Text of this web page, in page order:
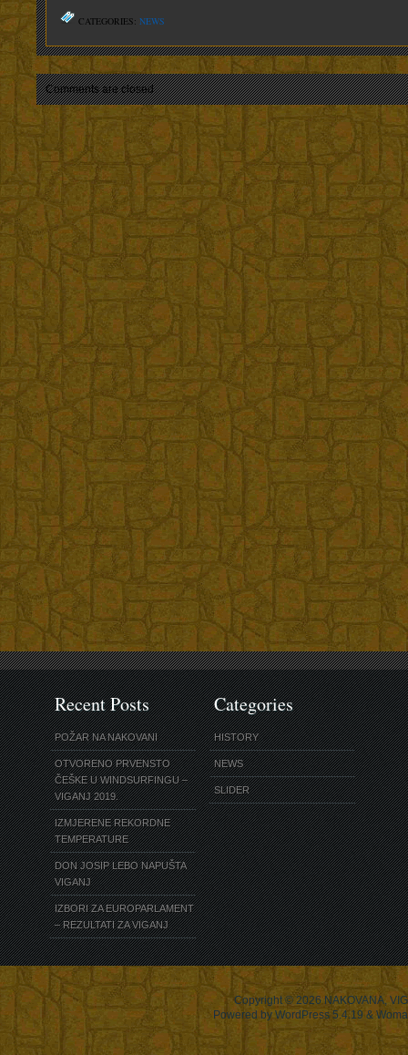
CATEGORIES: NEWS
Comments are closed.
Recent Posts
POŽAR NA NAKOVANI
OTVORENO PRVENSTO
ČEŠKE U WINDSURFINGU –
VIGANJ 2019.
IZMJERENE REKORDNE
TEMPERATURE
DON JOSIP LEBO NAPUŠTA
VIGANJ
IZBORI ZA EUROPARLAMENT
– REZULTATI ZA VIGANJ
Categories
HISTORY
NEWS
SLIDER
Copyright © 2026 NAKOVANA,
Powered by WordPress 5.4.19 &